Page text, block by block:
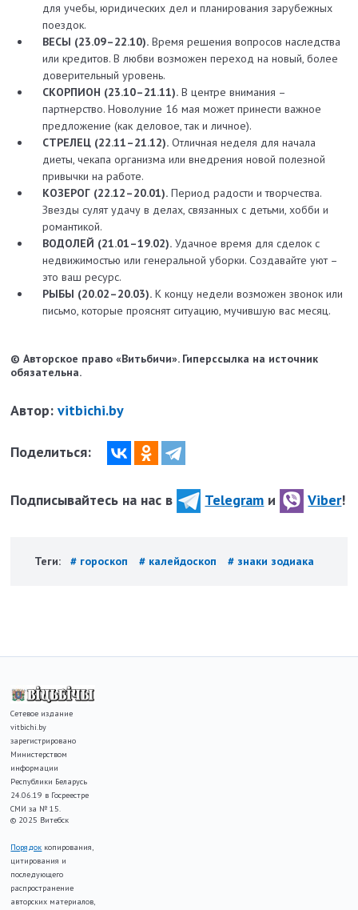
для учебы, юридических дел и планирования зарубежных
поездок.
ВЕСЫ (23.09–22.10). Время решения вопросов наследства
или кредитов. В любви возможен переход на новый, более
доверительный уровень.
СКОРПИОН (23.10–21.11). В центре внимания –
партнерство. Новолуние 16 мая может принести важное
предложение (как деловое, так и личное).
СТРЕЛЕЦ (22.11–21.12). Отличная неделя для начала
диеты, чекапа организма или внедрения новой полезной
привычки на работе.
КОЗЕРОГ (22.12–20.01). Период радости и творчества.
Звезды сулят удачу в делах, связанных с детьми, хобби и
романтикой.
ВОДОЛЕЙ (21.01–19.02). Удачное время для сделок с
недвижимостью или генеральной уборки. Создавайте уют –
это ваш ресурс.
РЫБЫ (20.02–20.03). К концу недели возможен звонок или
письмо, которые прояснят ситуацию, мучившую вас месяц.
© Авторское право «Витьбичи». Гиперссылка на источник
обязательна.
Автор:vitbichi.by
Поделиться:
Подписывайтесь на нас в Telegram и Viber!
Теги: # гороскоп # калейдоскоп # знаки зодиака
Сетевое издание
vitbichi.by
зарегистрировано
Министерством
информации
Республики Беларусь
24.06.19 в Госреестре
СМИ за № 15.
© 2025 Витебск
Порядок копирования,
цитирования и
последующего
распространение
авторских материалов,